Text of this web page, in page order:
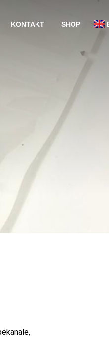
KONTAKT SHOP